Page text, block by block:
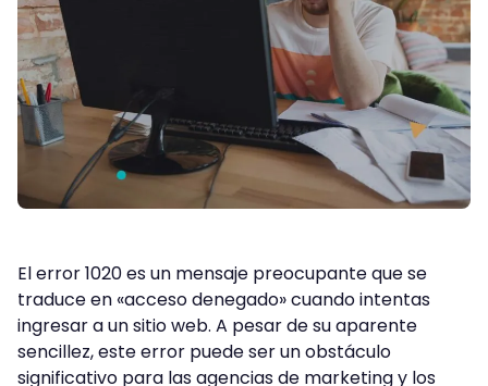
El error 1020 es un mensaje preocupante que se
traduce en «acceso denegado» cuando intentas
ingresar a un sitio web. A pesar de su aparente
sencillez, este error puede ser un obstáculo
significativo para las agencias de marketing y los